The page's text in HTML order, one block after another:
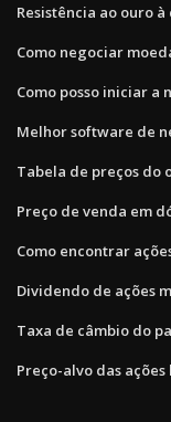
Resistência ao ouro
Como negociar
Como posso iniciar a
Melhor software de
Tabela de preços do
Preço de venda em
Como encontrar
Dividendo de ações
Taxa de câmbio do
Preço-alvo das